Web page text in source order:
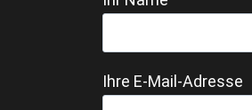
Ihre E-Mail-Adresse